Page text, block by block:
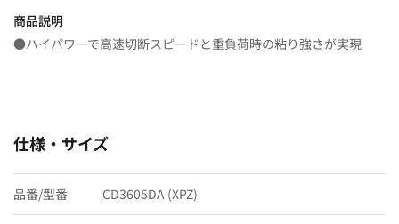
商品説明
●ハイパワーで高速切断スピードと重負荷時の粘り強さが実現
仕様・サイズ
品番/型番 CD3605DA (XPZ)